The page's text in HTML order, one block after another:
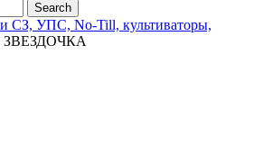
Search
СЗ, УПС, No-Till, культиваторы,
ЗВЕЗДОЧКА